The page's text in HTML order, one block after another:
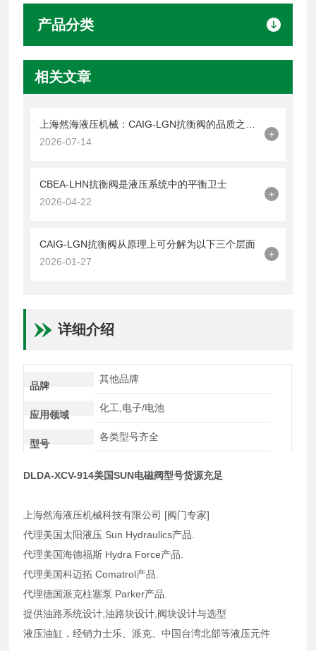
产品分类
相关文章
2026-07-14
+
CBEA-LHN抗衡阀是液压系统中的平衡卫士
2026-04-22
+
CAIG-LGN抗衡阀从原理上可分解为以下三个层面
2026-01-27
+
详细介绍
品牌
其他品牌
应用领域
化工,电子/电池
型号
各类型号齐全
DLDA-XCV-914美国SUN电磁阀型号货源充足
上海然海液压机械科技有限公司 [阀门专家]
代理美国太阳液压 Sun Hydraulics产品.
代理美国海德福斯 Hydra Force产品.
代理美国科迈拓 Comatrol产品.
代理德国派克柱塞泵 Parker产品.
提供油路系统设计,油路块设计,阀块设计与选型
液压油缸，经销力士乐、派克、中国台湾北部等液压元件